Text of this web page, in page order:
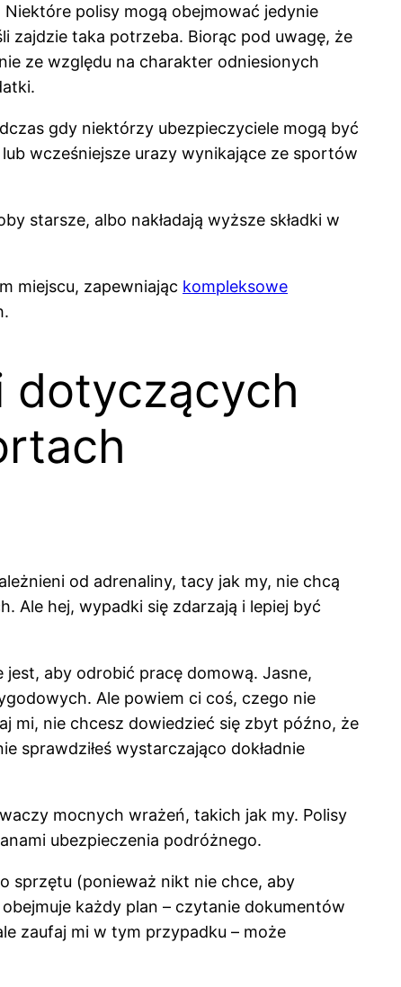
polisy mogą obejmować jedynie
zajdzie taka potrzeba. Biorąc pod uwagę, że
ze względu na charakter odniesionych
gdy niektórzy ubezpieczyciele mogą być
wcześniejsze urazy wynikające ze sportów
starsze, albo nakładają wyższe składki w
miejscu, zapewniając kompleksowe
dotyczących
od adrenaliny, tacy jak my, nie chcą
Ale hej, wypadki się zdarzają i lepiej być
aby odrobić pracę domową. Jasne,
Ale powiem ci coś, czego nie
mi, nie chcesz dowiedzieć się zbyt późno, że
sprawdziłeś wystarczająco dokładnie
mocnych wrażeń, takich jak my. Polisy
ubezpieczenia podróżnego.
sprzętu (ponieważ nikt nie chce, aby
każdy plan – czytanie dokumentów
zaufaj mi w tym przypadku – może